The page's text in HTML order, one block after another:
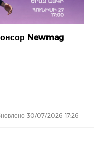
Newmag
30/07/2026 17:26